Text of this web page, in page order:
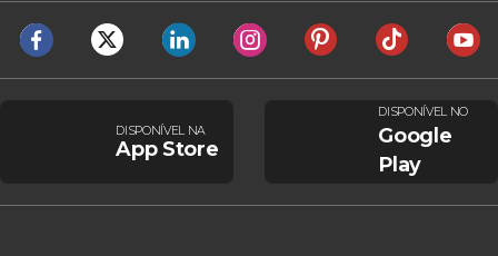
DISPONÍVEL NA
App Store
DISPONÍVEL NO
Google
Play